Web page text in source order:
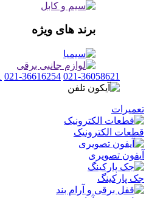
برند های ویژه
021-36058621
021-36616254
تعمیرات
قطعات الکترونیک
آیفون تصویری
جک پارکینگ